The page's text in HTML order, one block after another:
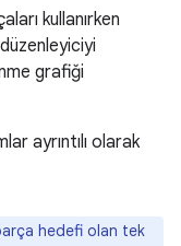
kullanırken
grafiği
ayrıntılı olarak
hedefi olan tek